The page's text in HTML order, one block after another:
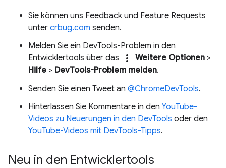
Sie können uns Feedback und Feature Requests
unter crbug.com senden.
Melden Sie ein DevTools-Problem in den
Entwicklertools über das
more_vert Weitere Optionen >
Hilfe > DevTools-Problem melden.
Senden Sie einen Tweet an @ChromeDevTools.
Hinterlassen Sie Kommentare in den YouTube-
Videos zu Neuerungen in den DevTools oder den
YouTube-Videos mit DevTools-Tipps.
Neu in den Entwicklertools